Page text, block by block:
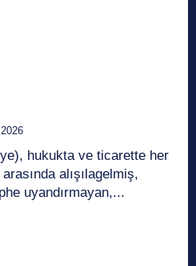
hukukta ve ticarette her
alışılagelmiş,
uyandırmayan,...